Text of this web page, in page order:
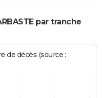
par tranche
de décès (source :